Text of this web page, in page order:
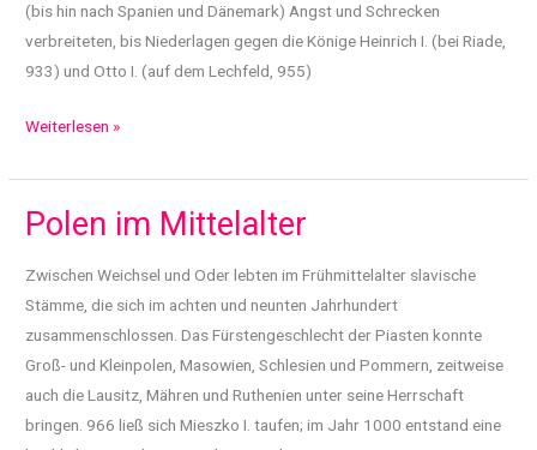
(bis hin nach Spanien und Dänemark) Angst und Schrecken
verbreiteten, bis Niederlagen gegen die Könige Heinrich I. (bei Riade,
933) und Otto I. (auf dem Lechfeld, 955)
Ungarn
Mittelalter
Weiterlesen »
Polen im Mittelalter
Zwischen Weichsel und Oder lebten im Frühmittelalter slavische
Stämme, die sich im achten und neunten Jahrhundert
zusammenschlossen. Das Fürstengeschlecht der Piasten konnte
Groß- und Kleinpolen, Masowien, Schlesien und Pommern, zeitweise
auch die Lausitz, Mähren und Ruthenien unter seine Herrschaft
bringen. 966 ließ sich Mieszko I. taufen; im Jahr 1000 entstand eine